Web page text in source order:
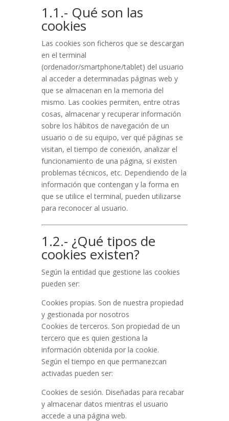
1.1.- Qué son las
cookies
Las cookies son ficheros que se descargan
en el terminal
(ordenador/smartphone/tablet) del usuario
al acceder a determinadas páginas web y
que se almacenan en la memoria del
mismo. Las cookies permiten, entre otras
cosas, almacenar y recuperar información
sobre los hábitos de navegación de un
usuario o de su equipo, ver qué páginas se
visitan, el tiempo de conexión, analizar el
funcionamiento de una página, si existen
problemas técnicos, etc. Dependiendo de la
información que contengan y la forma en
que se utilice el terminal, pueden utilizarse
para reconocer al usuario.
1.2.- ¿Qué tipos de
cookies existen?
Según la entidad que gestione las cookies
pueden ser:
Cookies propias. Son de nuestra propiedad
y gestionada por nosotros
Cookies de terceros. Son propiedad de un
tercero que es quien gestiona la
información obtenida por la cookie.
Según el tiempo en que permanezcan
activadas pueden ser:
Cookies de sesión. Diseñadas para recabar
y almacenar datos mientras el usuario
accede a una página web.